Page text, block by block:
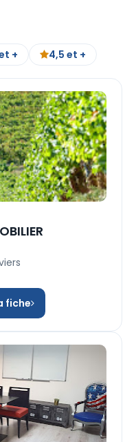
+ 4,5 et +
fiche